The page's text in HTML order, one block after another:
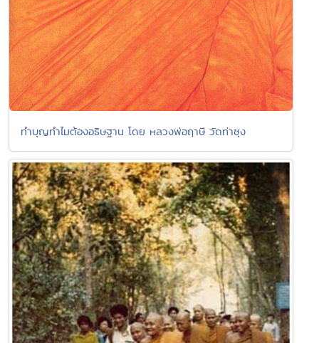
ทำบุญทำไมต้องอธิษฐาน โดย หลวงพ่อฤาษี วัดท่าซุง